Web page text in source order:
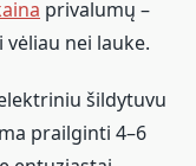
privalumų –
nei lauke.
šildytuvu
prailginti 4–6